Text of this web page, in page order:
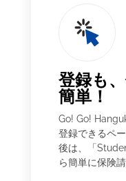
登録も
簡単！
Go! Go!
登録できるペ
後は、「
ら簡単に保険